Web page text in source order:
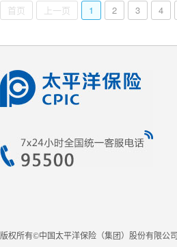
首页 上一页 1 2 3 4
版权所有©中国太平洋保险（集团）股份有限公司